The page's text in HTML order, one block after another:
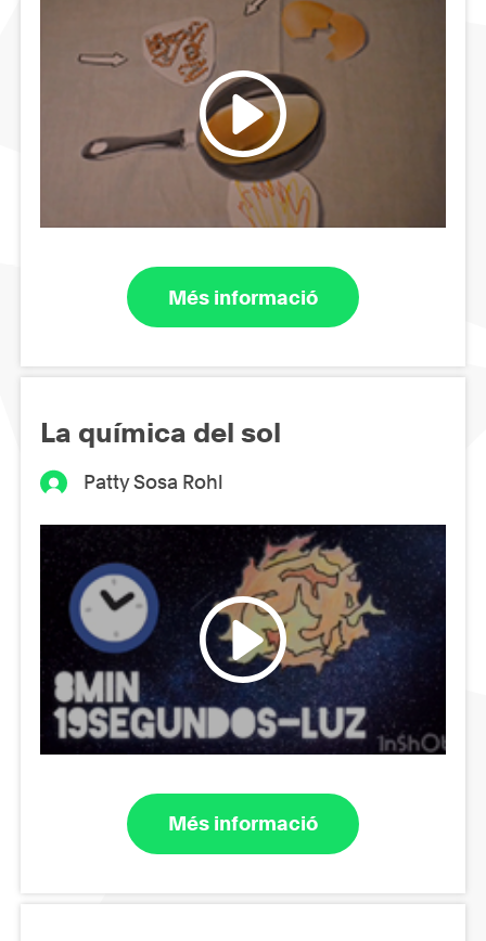
Més informació
La química del sol
Patty Sosa Rohl
Més informació